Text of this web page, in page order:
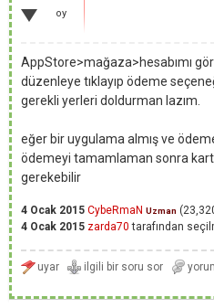
oy
AppStore>mağaza>hesabımı
düzenleye tıklayıp ödeme
gerekli yerleri doldurman lazım.
eğer bir uygulama almış ve
ödemeyi tamamlaman sonra
gerekebilir
4 Ocak 2015 CybeRmaN Uzman (
4 Ocak 2015 zarda70 tarafından